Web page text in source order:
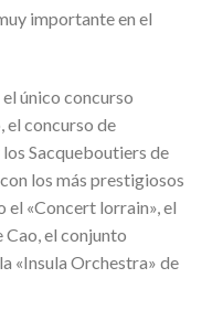
importante en el
único concurso
concurso de
Sacqueboutiers de
los más prestigiosos
el «Concert lorrain», el
el conjunto
«Insula Orchestra» de